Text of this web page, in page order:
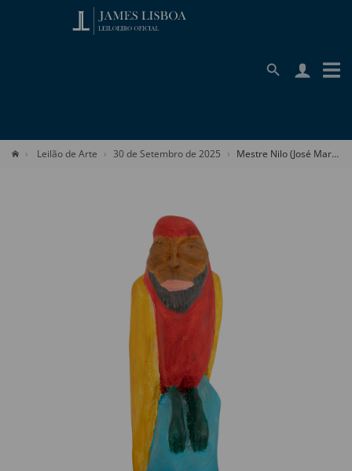
Leilão de Arte 30 de Setembro de 2025 Mestre Nilo (José Marcionilo Pereira Filho)